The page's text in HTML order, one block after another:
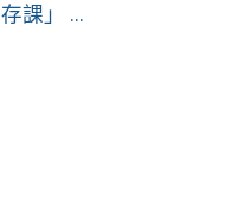
課」 ...